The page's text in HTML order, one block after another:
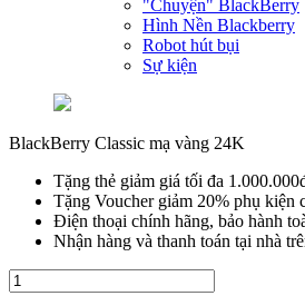
"Chuyện" BlackBerry
Hình Nền Blackberry
Robot hút bụi
Sự kiện
BlackBerry Classic mạ vàng 24K
Tặng thẻ giảm giá tối đa
Tặng Voucher giảm 20% phụ kiện
Điện thoại chính hãng, bảo hành
Nhận hàng và thanh toán tại nhà